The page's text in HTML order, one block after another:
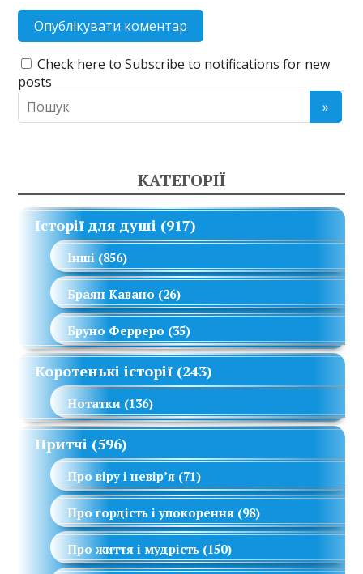
Check here to Subscribe to notifications for new
posts
КАТЕГОРІЇ
Історії для душі (917)
Інші (856)
Браян Кавано (26)
Бруно Ферреро (35)
Коротенькі історії (243)
Нотатки (136)
Притчі (596)
Про віру і невір’я (71)
Про гордість і упокорення (98)
Про життя і мудрість (150)